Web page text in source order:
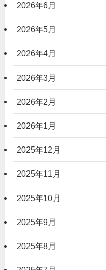
2026年6月
2026年5月
2026年4月
2026年3月
2026年2月
2026年1月
2025年12月
2025年11月
2025年10月
2025年9月
2025年8月